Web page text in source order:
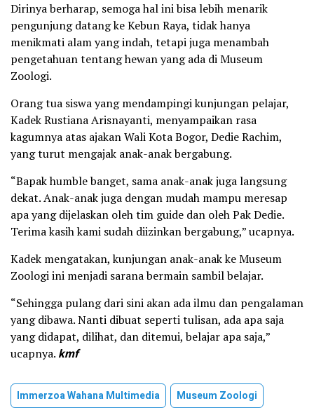
Dirinya berharap, semoga hal ini bisa lebih menarik
pengunjung datang ke Kebun Raya, tidak hanya
menikmati alam yang indah, tetapi juga menambah
pengetahuan tentang hewan yang ada di Museum
Zoologi.
Orang tua siswa yang mendampingi kunjungan pelajar,
Kadek Rustiana Arisnayanti, menyampaikan rasa
kagumnya atas ajakan Wali Kota Bogor, Dedie Rachim,
yang turut mengajak anak-anak bergabung.
“Bapak humble banget, sama anak-anak juga langsung
dekat. Anak-anak juga dengan mudah mampu meresap
apa yang dijelaskan oleh tim guide dan oleh Pak Dedie.
Terima kasih kami sudah diizinkan bergabung,” ucapnya.
Kadek mengatakan, kunjungan anak-anak ke Museum
Zoologi ini menjadi sarana bermain sambil belajar.
“Sehingga pulang dari sini akan ada ilmu dan pengalaman
yang dibawa. Nanti dibuat seperti tulisan, ada apa saja
yang didapat, dilihat, dan ditemui, belajar apa saja,”
ucapnya. kmf
Immerzoa Wahana Multimedia Museum Zoologi